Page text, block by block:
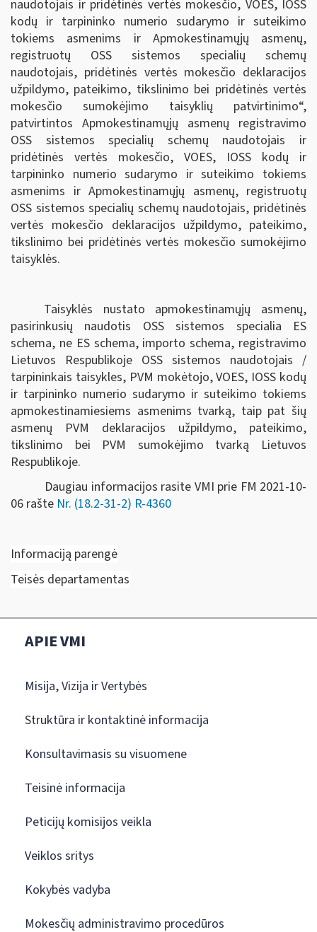
naudotojais ir pridėtinės vertės mokesčio, VOES, IOSS
kodų ir tarpininko numerio sudarymo ir suteikimo
tokiems asmenims ir Apmokestinamųjų asmenų,
registruotų OSS sistemos specialių schemų
naudotojais, pridėtinės vertės mokesčio deklaracijos
užpildymo, pateikimo, tikslinimo bei pridėtinės vertės
mokesčio sumokėjimo taisyklių patvirtinimo“,
patvirtintos Apmokestinamųjų asmenų registravimo
OSS sistemos specialių schemų naudotojais ir
pridėtinės vertės mokesčio, VOES, IOSS kodų ir
tarpininko numerio sudarymo ir suteikimo tokiems
asmenims ir Apmokestinamųjų asmenų, registruotų
OSS sistemos specialių schemų naudotojais, pridėtinės
vertės mokesčio deklaracijos užpildymo, pateikimo,
tikslinimo bei pridėtinės vertės mokesčio sumokėjimo
taisyklės.
Taisyklės nustato apmokestinamųjų asmenų,
pasirinkusių naudotis OSS sistemos specialia ES
schema, ne ES schema, importo schema, registravimo
Lietuvos Respublikoje OSS sistemos naudotojais /
tarpininkais taisykles, PVM mokėtojo, VOES, IOSS kodų
ir tarpininko numerio sudarymo ir suteikimo tokiems
apmokestinamiesiems asmenims tvarką, taip pat šių
asmenų PVM deklaracijos užpildymo, pateikimo,
tikslinimo bei PVM sumokėjimo tvarką Lietuvos
Respublikoje.
Daugiau informacijos rasite VMI prie FM 2021-10-
06 rašte Nr. (18.2-31-2) R-4360
Informaciją parengė
Teisės departamentas
APIE VMI
Misija, Vizija ir Vertybės
Struktūra ir kontaktinė informacija
Konsultavimasis su visuomene
Teisinė informacija
Peticijų komisijos veikla
Veiklos sritys
Kokybės vadyba
Mokesčių administravimo procedūros